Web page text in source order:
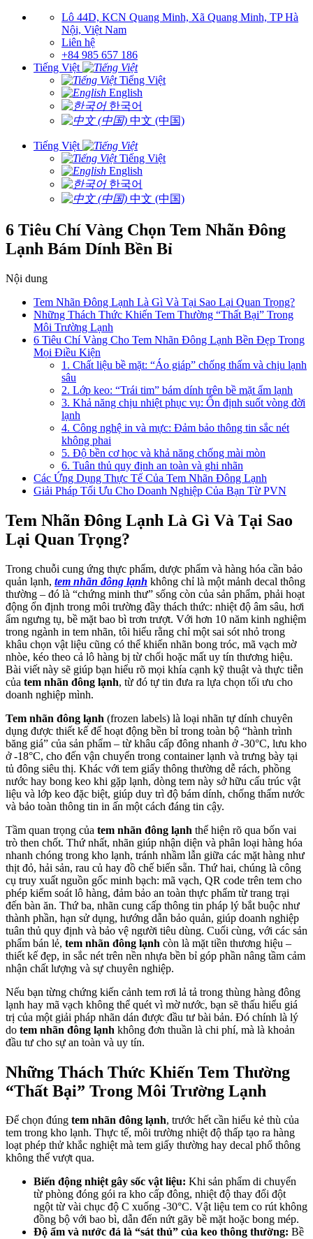
Lô 44D, KCN Quang Minh, Xã Quang Minh, TP Hà
Nội, Việt Nam
Liên hệ
+84 985 657 186
Tiếng Việt
Tiếng Việt
English
한국어
中文 (中国)
Tiếng Việt
Tiếng Việt
English
한국어
中文 (中国)
6 Tiêu Chí Vàng Chọn Tem Nhãn Đông
Lạnh Bám Dính Bền Bỉ
Nội dung
Tem Nhãn Đông Lạnh Là Gì Và Tại Sao Lại Quan Trọng?
Những Thách Thức Khiến Tem Thường “Thất Bại” Trong
Môi Trường Lạnh
6 Tiêu Chí Vàng Cho Tem Nhãn Đông Lạnh Bền Đẹp Trong
Mọi Điều Kiện
1. Chất liệu bề mặt: “Áo giáp” chống thấm và chịu lạnh
sâu
2. Lớp keo: “Trái tim” bám dính trên bề mặt ẩm lạnh
3. Khả năng chịu nhiệt phục vụ: Ổn định suốt vòng đời
lạnh
4. Công nghệ in và mực: Đảm bảo thông tin sắc nét
không phai
5. Độ bền cơ học và khả năng chống mài mòn
6. Tuân thủ quy định an toàn và ghi nhãn
Các Ứng Dụng Thực Tế Của Tem Nhãn Đông Lạnh
Giải Pháp Tối Ưu Cho Doanh Nghiệp Của Bạn Từ PVN
Tem Nhãn Đông Lạnh Là Gì Và Tại Sao
Lại Quan Trọng?
Trong chuỗi cung ứng thực phẩm, dược phẩm và hàng hóa cần bảo
quản lạnh, tem nhãn đông lạnh không chỉ là một mảnh decal thông
thường – đó là “chứng minh thư” sống còn của sản phẩm, phải hoạt
động ổn định trong môi trường đầy thách thức: nhiệt độ âm sâu, hơi
ẩm ngưng tụ, bề mặt bao bì trơn trượt. Với hơn 10 năm kinh nghiệm
trong ngành in tem nhãn, tôi hiểu rằng chỉ một sai sót nhỏ trong
khâu chọn vật liệu cũng có thể khiến nhãn bong tróc, mã vạch mờ
nhòe, kéo theo cả lô hàng bị từ chối hoặc mất uy tín thương hiệu.
Bài viết này sẽ giúp bạn hiểu rõ mọi khía cạnh kỹ thuật và thực tiễn
của tem nhãn đông lạnh, từ đó tự tin đưa ra lựa chọn tối ưu cho
doanh nghiệp mình.
Tem nhãn đông lạnh (frozen labels) là loại nhãn tự dính chuyên
dụng được thiết kế để hoạt động bền bỉ trong toàn bộ “hành trình
băng giá” của sản phẩm – từ khâu cấp đông nhanh ở -30°C, lưu kho
ở -18°C, cho đến vận chuyển trong container lạnh và trưng bày tại
tủ đông siêu thị. Khác với tem giấy thông thường dễ rách, phồng
nước hay bong keo khi gặp lạnh, dòng tem này sở hữu cấu trúc vật
liệu và lớp keo đặc biệt, giúp duy trì độ bám dính, chống thấm nước
và bảo toàn thông tin in ấn một cách đáng tin cậy.
Tầm quan trọng của tem nhãn đông lạnh thể hiện rõ qua bốn vai
trò then chốt. Thứ nhất, nhãn giúp nhận diện và phân loại hàng hóa
nhanh chóng trong kho lạnh, tránh nhầm lẫn giữa các mặt hàng như
thịt đỏ, hải sản, rau củ hay đồ chế biến sẵn. Thứ hai, chúng là công
cụ truy xuất nguồn gốc minh bạch: mã vạch, QR code trên tem cho
phép kiểm soát lô hàng, đảm bảo an toàn thực phẩm từ trang trại
đến bàn ăn. Thứ ba, nhãn cung cấp thông tin pháp lý bắt buộc như
thành phần, hạn sử dụng, hướng dẫn bảo quản, giúp doanh nghiệp
tuân thủ quy định và bảo vệ người tiêu dùng. Cuối cùng, với các sản
phẩm bán lẻ, tem nhãn đông lạnh còn là mặt tiền thương hiệu –
thiết kế đẹp, in sắc nét trên nền nhựa bền bỉ góp phần nâng tầm cảm
nhận chất lượng và sự chuyên nghiệp.
Nếu bạn từng chứng kiến cảnh tem rơi lả tả trong thùng hàng đông
lạnh hay mã vạch không thể quét vì mờ nước, bạn sẽ thấu hiểu giá
trị của một giải pháp nhãn dán được đầu tư bài bản. Đó chính là lý
do tem nhãn đông lạnh không đơn thuần là chi phí, mà là khoản
đầu tư cho sự an toàn và uy tín.
Những Thách Thức Khiến Tem Thường
“Thất Bại” Trong Môi Trường Lạnh
Để chọn đúng tem nhãn đông lạnh, trước hết cần hiểu kẻ thù của
tem trong kho lạnh. Thực tế, môi trường nhiệt độ thấp tạo ra hàng
loạt phép thử khắc nghiệt mà tem giấy thường hay decal phổ thông
không thể vượt qua.
Biến động nhiệt gây sốc vật liệu: Khi sản phẩm di chuyển
từ phòng đóng gói ra kho cấp đông, nhiệt độ thay đổi đột
ngột từ vài chục độ C xuống -30°C. Vật liệu tem co rút không
đồng bộ với bao bì, dẫn đến nứt gãy bề mặt hoặc bong mép.
Độ ẩm và nước đá là “sát thủ” của keo thông thường: Bề